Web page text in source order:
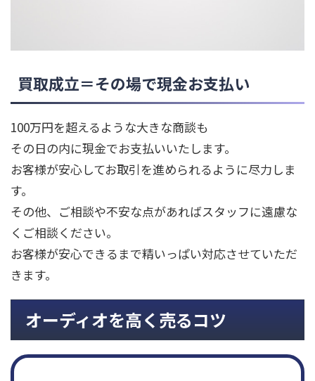
買取成立＝その場で現金お支払い
100万円を超えるような大きな商談も
その日の内に現金でお支払いいたします。
お客様が安心してお取引を進められるように尽力しま
す。
その他、ご相談や不安な点があればスタッフに遠慮な
くご相談ください。
お客様が安心できるまで精いっぱい対応させていただ
きます。
オーディオを高く売るコツ